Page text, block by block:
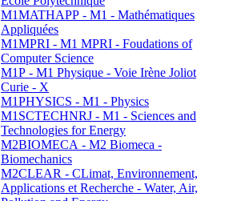
M1MATHAPP - M1 - Mathématiques
Appliquées
M1MPRI - M1 MPRI - Foudations of
Computer Science
M1P - M1 Physique - Voie Irène Joliot
Curie - X
M1PHYSICS - M1 - Physics
M1SCTECHNRJ - M1 - Sciences and
Technologies for Energy
M2BIOMECA - M2 Biomeca -
Biomechanics
M2CLEAR - CLimat, Environnement,
Applications et Recherche - Water, Air,